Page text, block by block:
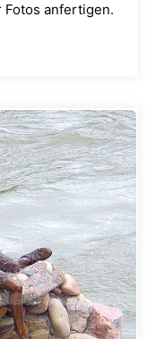
anfertigen.